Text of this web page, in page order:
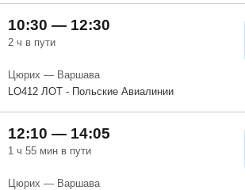
10:30 — 12:30
2 ч в пути
Цюрих — Варшава
LO412 ЛОТ - Польские Авиалинии
12:10 — 14:05
1 ч 55 мин в пути
Цюрих — Варшава